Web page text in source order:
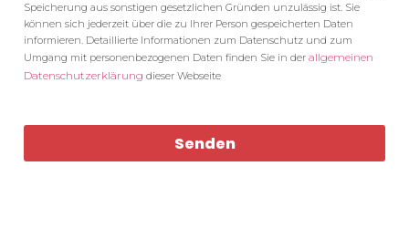
Speicherung aus sonstigen gesetzlichen Gründen unzulässig ist. Sie
können sich jederzeit über die zu Ihrer Person gespeicherten Daten
informieren. Detaillierte Informationen zum Datenschutz und zum
Umgang mit personenbezogenen Daten finden Sie in der allgemeinen
Datenschutzerklärung dieser Webseite
Senden